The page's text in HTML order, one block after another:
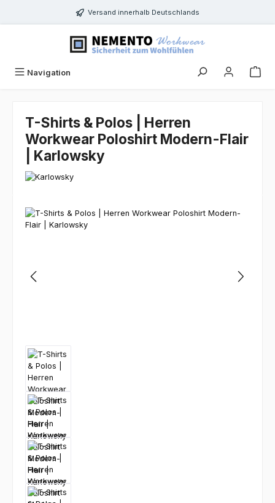
Zum Hauptinhalt springenVersand innerhalb Deutschlands
Navigation
T-Shirts & Polos | Herren
Workwear Poloshirt Modern-Flair
| Karlowsky
Bildergalerie überspringen